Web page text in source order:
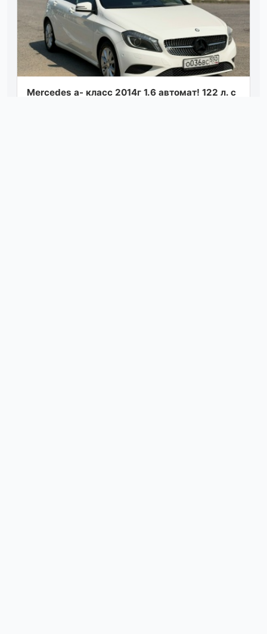
Mercedes a- класс 2014г 1.6 автомат! 122 л. с